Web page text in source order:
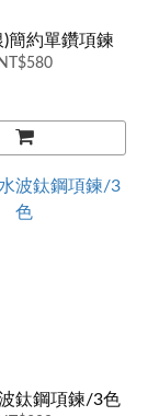
簡約單鑽項鍊
NT$580
鈦鋼項鍊/3色